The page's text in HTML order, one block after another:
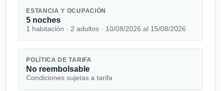
ESTANCIA Y OCUPACIÓN
5 noches
1 habitación · 2 adultos · 10/08/2026 al 15/08/2026
POLÍTICA DE TARIFA
No reembolsable
Condiciones sujetas a tarifa